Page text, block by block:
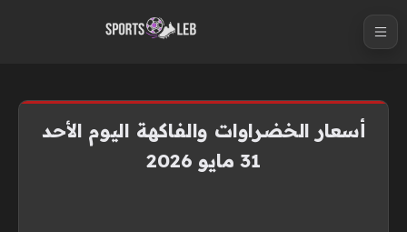
أسعار الخضراوات والفاكهة اليوم الأحد
31 مايو 2026